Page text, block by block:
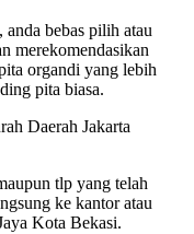
bebas pilih atau
merekomendasikan
organdi yang lebih
pita biasa.
tlp yang telah
ke kantor atau
Kota Bekasi.